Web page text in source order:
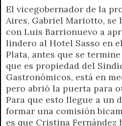
El vicegobernador de la
Aires, Gabriel Mariotto, se
con Luis Barrionuevo a
lindero al Hotel Sasso en
Plata, antes que se
que es propiedad del
Gastronómicos, está en
pero abrió la puerta para
Para que esto llegue a un
formar una comisión
es que Cristina Fernández